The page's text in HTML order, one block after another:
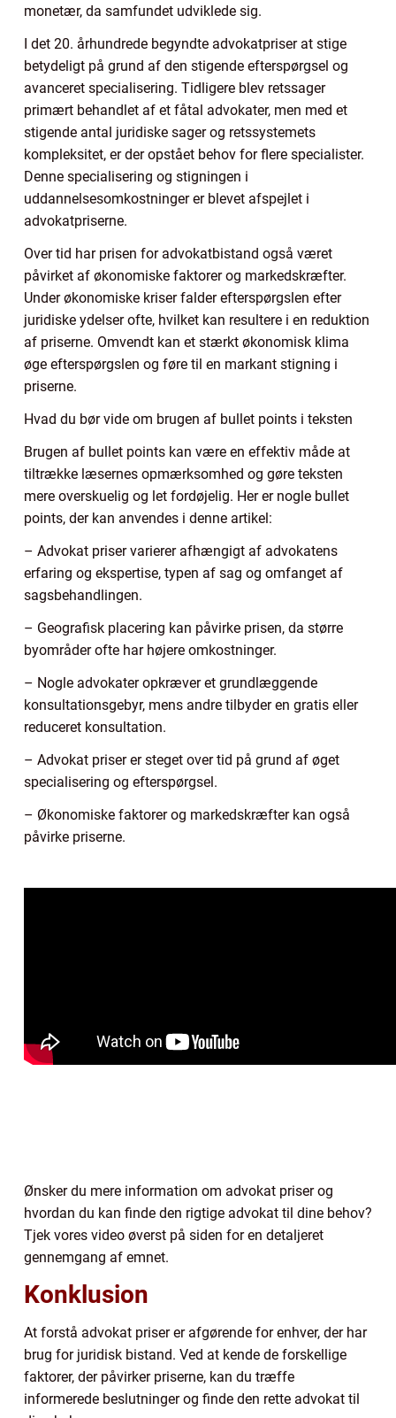
monetær, da samfundet udviklede sig.
I det 20. århundrede begyndte advokatpriser at stige
betydeligt på grund af den stigende efterspørgsel og
avanceret specialisering. Tidligere blev retssager
primært behandlet af et fåtal advokater, men med et
stigende antal juridiske sager og retssystemets
kompleksitet, er der opstået behov for flere specialister.
Denne specialisering og stigningen i
uddannelsesomkostninger er blevet afspejlet i
advokatpriserne.
Over tid har prisen for advokatbistand også været
påvirket af økonomiske faktorer og markedskræfter.
Under økonomiske kriser falder efterspørgslen efter
juridiske ydelser ofte, hvilket kan resultere i en reduktion
af priserne. Omvendt kan et stærkt økonomisk klima
øge efterspørgslen og føre til en markant stigning i
priserne.
Hvad du bør vide om brugen af bullet points i teksten
Brugen af bullet points kan være en effektiv måde at
tiltrække læsernes opmærksomhed og gøre teksten
mere overskuelig og let fordøjelig. Her er nogle bullet
points, der kan anvendes i denne artikel:
– Advokat priser varierer afhængigt af advokatens
erfaring og ekspertise, typen af sag og omfanget af
sagsbehandlingen.
– Geografisk placering kan påvirke prisen, da større
byområder ofte har højere omkostninger.
– Nogle advokater opkræver et grundlæggende
konsultationsgebyr, mens andre tilbyder en gratis eller
reduceret konsultation.
– Advokat priser er steget over tid på grund af øget
specialisering og efterspørgsel.
– Økonomiske faktorer og markedskræfter kan også
påvirke priserne.
Ønsker du mere information om advokat priser og
hvordan du kan finde den rigtige advokat til dine behov?
Tjek vores video øverst på siden for en detaljeret
gennemgang af emnet.
Konklusion
At forstå advokat priser er afgørende for enhver, der har
brug for juridisk bistand. Ved at kende de forskellige
faktorer, der påvirker priserne, kan du træffe
informerede beslutninger og finde den rette advokat til